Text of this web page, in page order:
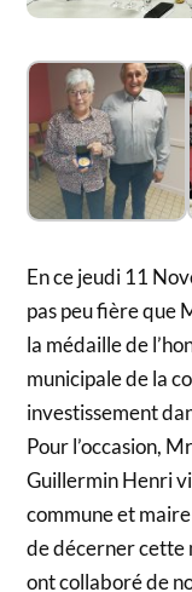
En ce jeudi 11
pas peu fière que
la médaille de
municipale de la
investissement
Pour l’occasion,
Guillermin Henri
commune et
de décerner cette
ont collaboré de